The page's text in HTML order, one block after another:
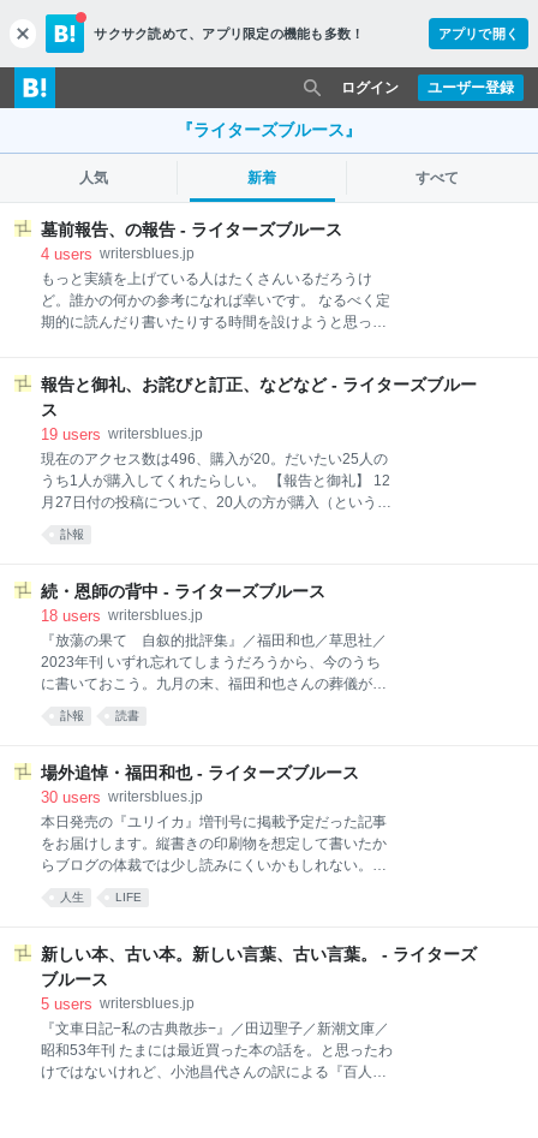
c
l
o
s
サクサク読めて、 アプリ限定の機能も多数！ アプリで開く
ユーザー登録
ログイン
『ライターズブルース』
人気 新着 すべて
墓前報告、の報告 - ライターズブルース
4 users writersblues.jp
もっと実績を上げている人はたくさんいるだろうけ
ど。誰かの何かの参考になれば幸いです。 なるべく定
期的に読んだり書いたりする時間を設けようと思っ
けて書いた原稿が不掲載となったことも、その原稿を
ここで公開したことも、偶発的な成り行きによるもの
で、昨日までに92人が購入（という名の投げ銭）して
くれたことに驚いている。収支報告は以下のとおり。
販売金額：27,600円（300円×92人） 販売手数料：
▲4,140円（27,600円×15%） 振込手数料：▲300円
日から7日にかけてX（旧ツィッター）上でリンクが拡
27日付）単独でのアクセス数は昨日時点で7,491件、
結果的には『ユリイカ』臨時増
報告と御礼、お詫びと訂正、などなど - ライターズブルー
ス
19 users writersblues.jp
現在のアクセス数は496、購入が20。だいたい25人の
うち1人が購入してくれたらしい。 【報告と御礼】 12
月27日付の投稿について、20人の方が購入（という名
の投げ銭）してくれました。収支報告は以下のとお
り。 販売額：6,000円（300円×20人） 販売手数料：
り：4,800円 購入してくださった方、SNS等でリンク
を転載してくださった方へ、心から御礼申し上げま
す。どうもありがとうございました。 福田和也さんの
墓前に供える花とお酒と、まい泉のカツサンドくらい
は買えそうです。お墓の所有管理者ではないため所在
場所の特定に結びつかない程度の写真を撮ってご報告
したところ、田中純氏のブログ内に追記として、当ブ
ログへリンクが貼られている
訃報
続・恩師の背中 - ライターズブルース
18 users writersblues.jp
『放蕩の果て 自叙的批評集』／福田和也／草思社／
2023年刊 いずれ忘れてしまうだろうから、今のうち
に書いておこう。九月の末、福田和也さんの葬儀が済
んだ頃にこんな夢を見た。 「死ぬのが怖い、行ったら
戻れない」 どこかの公園だか河川敷だか、西陽に染ま
ですか。私は大丈夫ですから」 そう言って背中をさす
ってあげる夢だ。ロロピアーナのジャケット越しに触
れた背中は、まだ肉が付いていた頃の、私が知ってい
る福田先生の背中だった。 『ユリイカ』から寄稿依頼
があったのはその一ヶ月後くらい、世に出ている追悼
た。前回更新した内容、つまり、なりふり構わず逃げ
うが雑誌全体がおもしろくなると思ったからだ。卒業
生による寄稿は七、八本予定されていたから、恩師を
後ろから斬りつける原
訃報 読書
場外追悼・福田和也 - ライターズブルース
30 users writersblues.jp
本日発売の『ユリイカ』増刊号に掲載予定だった記事
をお届けします。縦書きの印刷物を想定して書いたか
らブログの体裁では少し読みにくいかもしれない。で
もまあ経緯が経緯なので加筆修正はしていません。 恩
師の背中 佐藤和歌子 私の最初の単行本はヘンテコな間
に作っていたフリーペーパーが編集者の目に留まって
本を出すことになって、それがヒットしてフリーライ
ターになったんですよと話すと、「調子に乗っちゃっ
ころではなかったのだが。 二刷の知らせを受けたとき
は素直に嬉しかったけれども、三刷、四刷になると
「コワイ、キモチワルイ」。売れる前と売れた後で私
人生 LIFE
新しい本、古い本。新しい言葉、古い言葉。 - ライターズ
ブルース
5 users writersblues.jp
『文車日記−私の古典散歩−』／田辺聖子／新潮文庫／
昭和53年刊 たまには最近買った本の話を。と思ったわ
けではないけれど、小池昌代さんの訳による『百人一